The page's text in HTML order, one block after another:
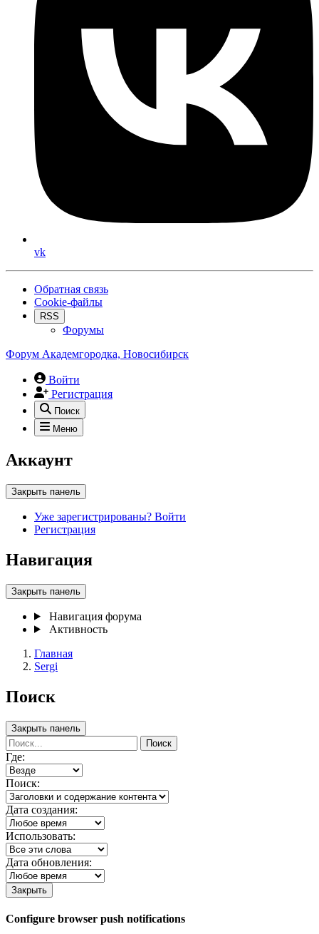
vk
Обратная связь
Cookie-файлы
RSS
Форумы
Форум Академгородка, Новосибирск
Войти
Регистрация
Поиск
Меню
Аккаунт
Закрыть панель
Уже зарегистрированы? Войти
Регистрация
Навигация
Закрыть панель
Навигация форума
Активность
Главная
Sergi
Поиск
Закрыть панель
Поиск
Где:
Поиск:
Дата создания:
Использовать:
Дата обновления:
Закрыть
Configure browser push notifications